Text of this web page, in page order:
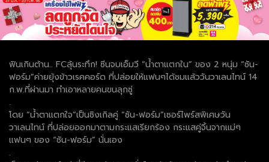
ฟินเกินต้าน.. FCลุ้นระทึก! ซีนจบเอ็มวี “น้ำตาแตกใน” ของ 2 หนุ่ม “ซัน-
ฟอร์ม”ค่ายยุ้งข้าวเรคคอร์ด ที่ปล่อยให้แฟนๆได้ชมแล้ววันวาเลนไทน์ 14
ก.พ.ที่ผ่านมา ทำเอาหลายคนขนลุกซู่
.
โดย “น้ำตาแตกใจ”เป็นซิงเกิลคู่ “ซัน-ฟอร์ม”เซอร์ไพร์สพิเศษวัน
วาเลนไทน์ ที่ปล่อยออกมาตามกระแสเรียกร้อง กระแสคู่จิ้นจากแม่ๆ
แฟนๆ ของ “ซัน-ฟอร์ม” นั่นเอง
.